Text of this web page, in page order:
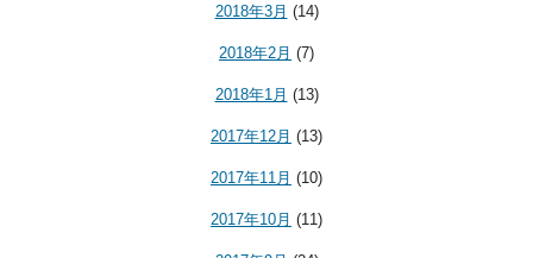
2018年3月 (14)
2018年2月 (7)
2018年1月 (13)
2017年12月 (13)
2017年11月 (10)
2017年10月 (11)